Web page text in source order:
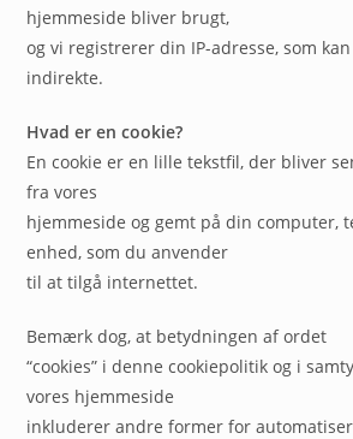
hjemmeside bliver brugt,
og vi registrerer din IP-adresse, som
indirekte.
Hvad er en cookie?
En cookie er en lille tekstfil, der bliver
fra vores
hjemmeside og gemt på din computer,
enhed, som du anvender
til at tilgå internettet.
Bemærk dog, at betydningen af ordet
“cookies” i denne cookiepolitik og i
vores hjemmeside
inkluderer andre former for